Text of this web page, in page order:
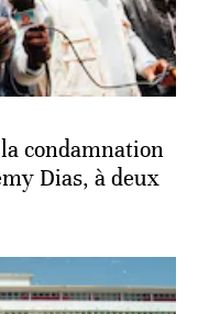
condamnation
Dias, à deux